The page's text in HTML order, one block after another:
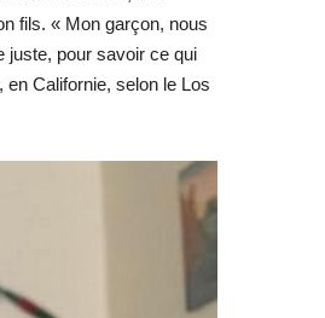
fils. « Mon garçon, nous
juste, pour savoir ce qui
Californie, selon le Los